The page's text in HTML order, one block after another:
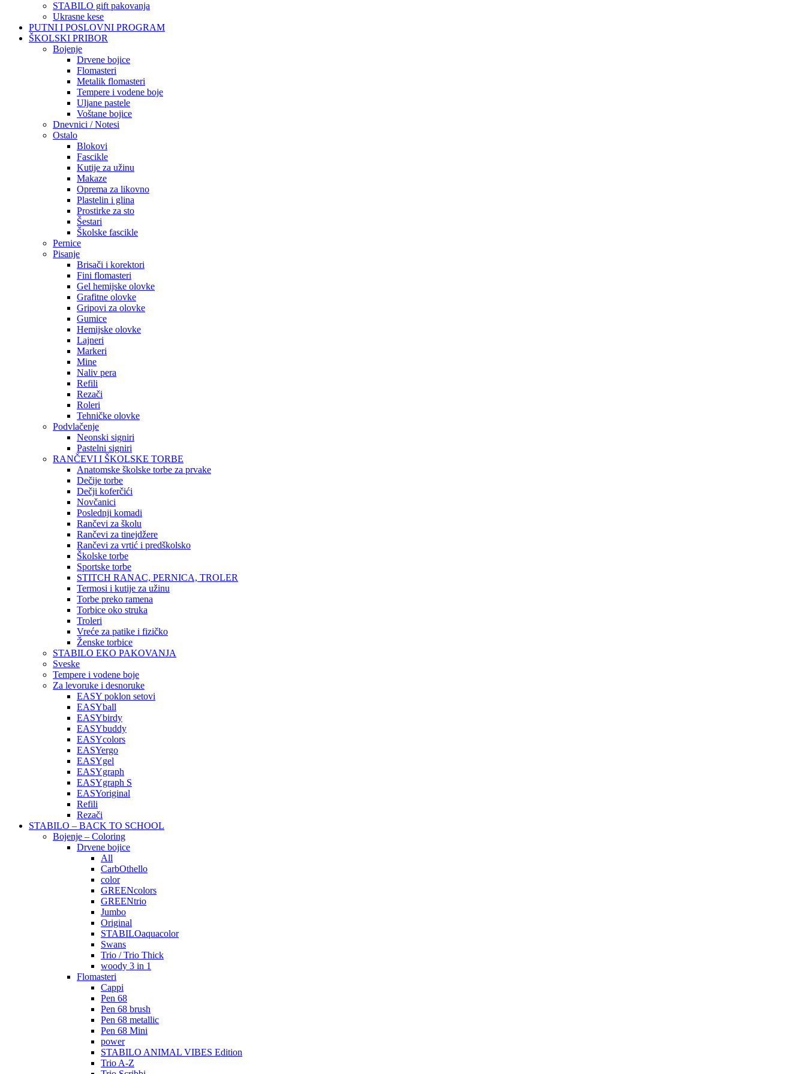
STABILO gift pakovanja
Ukrasne kese
PUTNI I POSLOVNI PROGRAM
ŠKOLSKI PRIBOR
Bojenje
Drvene bojice
Flomasteri
Metalik flomasteri
Tempere i vodene boje
Uljane pastele
Voštane bojice
Dnevnici / Notesi
Ostalo
Blokovi
Fascikle
Kutije za užinu
Makaze
Oprema za likovno
Plastelin i glina
Prostirke za sto
Šestari
Školske fascikle
Pernice
Pisanje
Brisači i korektori
Fini flomasteri
Gel hemijske olovke
Grafitne olovke
Gripovi za olovke
Gumice
Hemijske olovke
Lajneri
Markeri
Mine
Naliv pera
Refili
Rezači
Roleri
Tehničke olovke
Podvlačenje
Neonski signiri
Pastelni signiri
RANČEVI I ŠKOLSKE TORBE
Anatomske školske torbe za prvake
Dečije torbe
Dečji koferčići
Novčanici
Poslednji komadi
Rančevi za školu
Rančevi za tinejdžere
Rančevi za vrtić i predškolsko
Školske torbe
Sportske torbe
STITCH RANAC, PERNICA, TROLER
Termosi i kutije za užinu
Torbe preko ramena
Torbice oko struka
Troleri
Vreće za patike i fizičko
Ženske torbice
STABILO EKO PAKOVANJA
Sveske
Tempere i vodene boje
Za levoruke i desnoruke
EASY poklon setovi
EASYball
EASYbirdy
EASYbuddy
EASYcolors
EASYergo
EASYgel
EASYgraph
EASYgraph S
EASYoriginal
Refili
Rezači
STABILO – BACK TO SCHOOL
Bojenje – Coloring
Drvene bojice
All
CarbOthello
color
GREENcolors
GREENtrio
Jumbo
Original
STABILOaquacolor
Swans
Trio / Trio Thick
woody 3 in 1
Flomasteri
Cappi
Pen 68
Pen 68 brush
Pen 68 metallic
Pen 68 Mini
power
STABILO ANIMAL VIBES Edition
Trio A-Z